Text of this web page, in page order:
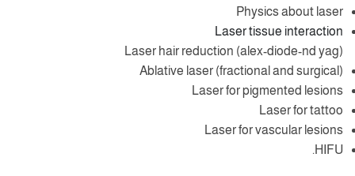
Physics about laser
Laser tissue interaction
Laser hair reduction (alex-diode-nd yag)
Ablative laser (fractional and surgical)
Laser for pigmented lesions
Laser for tattoo
Laser for vascular lesions
HIFU.